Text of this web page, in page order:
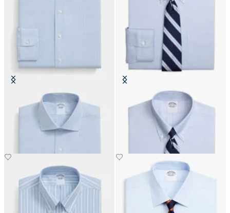
Chemise Slim Fit Non-Iron Oxford
avec col English
Chemise Slim Fit Non-Iron Oxford
avec col Button Down